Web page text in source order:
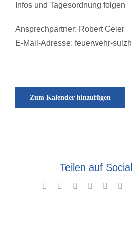
Infos und Tagesordnung folgen
Ansprechpartner: Robert Geier
E-Mail-Adresse: feuerwehr-
Zum Kalender hinzufügen
Teilen auf
Facebook Reddit LinkedIn